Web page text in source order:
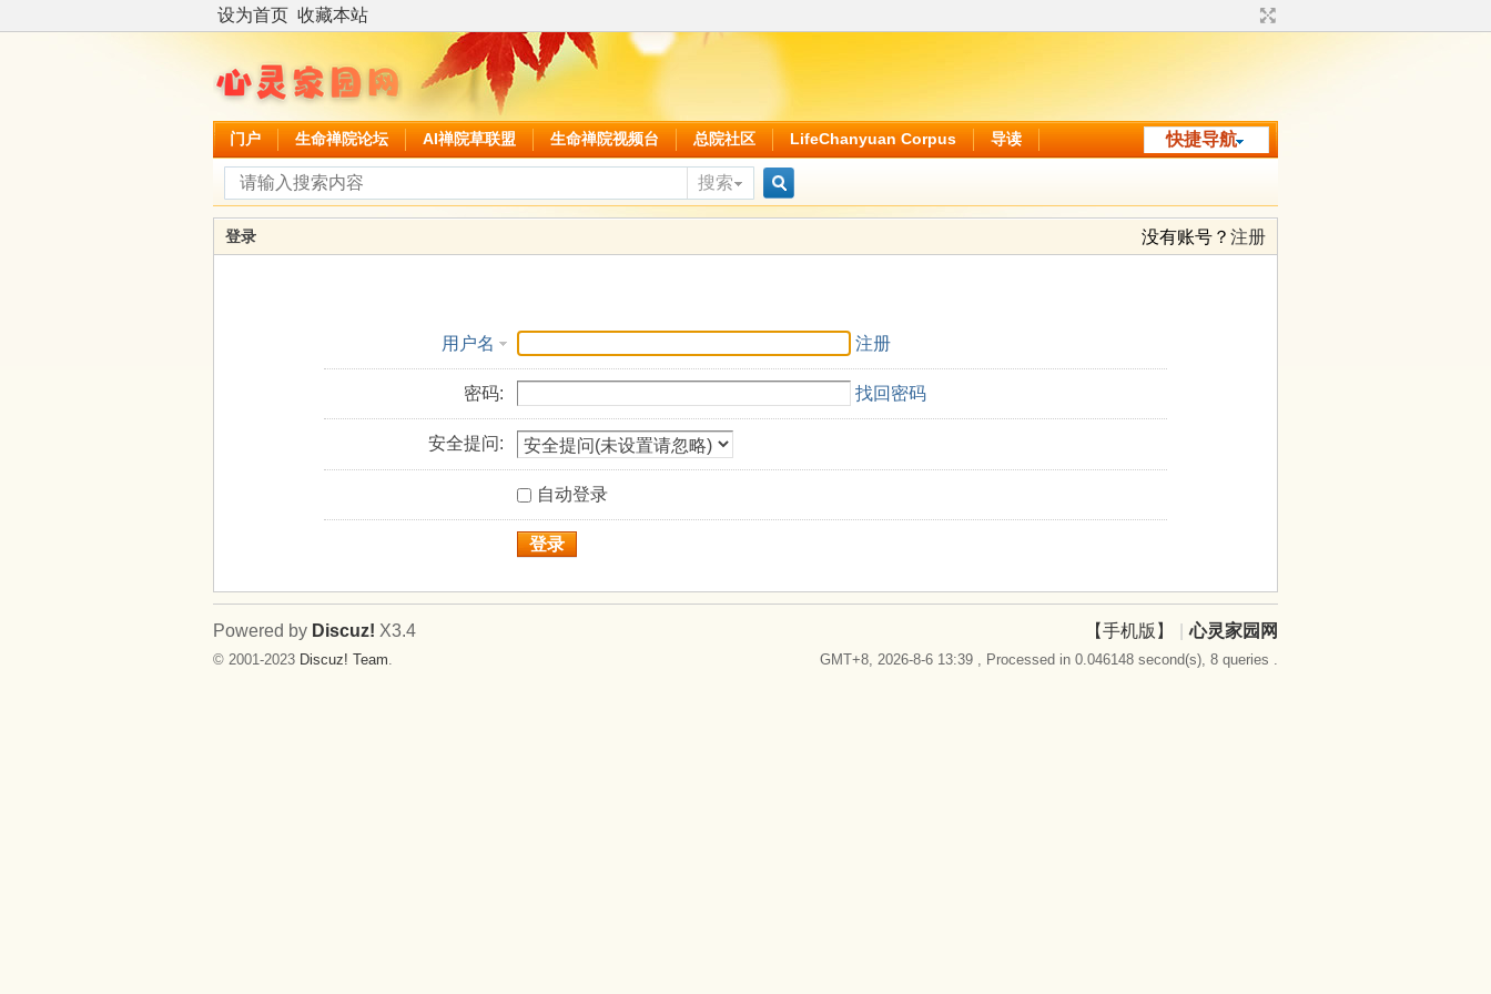
设为首页 收藏本站
快捷导航
门户 生命禅院论坛 AI禅院草联盟 生命禅院视频台 总院社区 LifeChanyuan Corpus 导读
搜索
搜
没有账号？ 注册
登录
用户名 注册
密码: 找回密码
安全提问:
自动登录
登录
【手机版】 心灵家园网
GMT+8, 2026-8-6 13:39 , Processed in 0.046148 second(s), 8 queries .
Powered by Discuz! X3.4
© 2001-2023 Discuz! Team.